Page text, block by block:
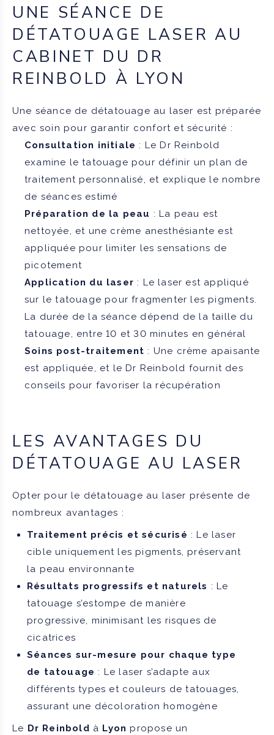
UNE SÉANCE DE
DÉTATOUAGE LASER AU
CABINET DU DR
REINBOLD À LYON
Une séance de détatouage au laser est préparée
avec soin pour garantir confort et sécurité :
Consultation initiale : Le Dr Reinbold
examine le tatouage pour définir un plan de
traitement personnalisé, et explique le nombre
de séances estimé
Préparation de la peau : La peau est
nettoyée, et une crème anesthésiante est
appliquée pour limiter les sensations de
picotement
Application du laser : Le laser est appliqué
sur le tatouage pour fragmenter les pigments.
La durée de la séance dépend de la taille du
tatouage, entre 10 et 30 minutes en général
Soins post-traitement : Une crème apaisante
est appliquée, et le Dr Reinbold fournit des
conseils pour favoriser la récupération
LES AVANTAGES DU
DÉTATOUAGE AU LASER
Opter pour le détatouage au laser présente de
nombreux avantages :
Traitement précis et sécurisé : Le laser
cible uniquement les pigments, préservant
la peau environnante
Résultats progressifs et naturels : Le
tatouage s’estompe de manière
progressive, minimisant les risques de
cicatrices
Séances sur-mesure pour chaque type
de tatouage : Le laser s’adapte aux
différents types et couleurs de tatouages,
assurant une décoloration homogène
Le Dr Reinbold à Lyon propose un